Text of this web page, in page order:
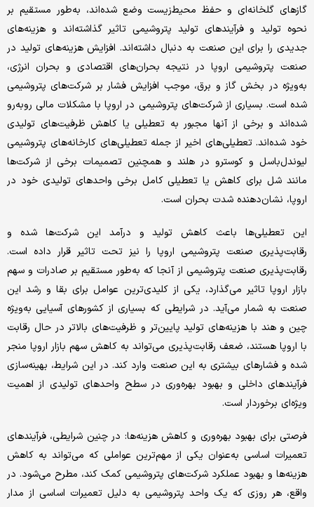
گازهای گلخانه‌‌‌ای و حفظ محیط‌‌‌زیست وضع شده‌‌‌اند، به‌‌‌طور مستقیم بر
نحوه تولید و فرآیندهای تولید پتروشیمی تاثیر گذاشته‌‌‌اند و هزینه‌‌‌های
جدیدی را برای این صنعت به دنبال داشته‌‌‌اند. افزایش هزینه‌‌‌های تولید در
صنعت پتروشیمی اروپا در نتیجه بحران‌های اقتصادی و بحران انرژی،
به‌‌‌ویژه در بخش گاز و برق، موجب افزایش فشار بر شرکت‌های پتروشیمی
شده است. بسیاری از شرکت‌های پتروشیمی در اروپا با مشکلات مالی روبه‌‌‌رو
شده‌‌‌اند و برخی از آنها مجبور به تعطیلی یا کاهش ظرفیت‌‌‌های تولیدی
خود شده‌‌‌اند. تعطیلی‌‌‌های اخیر از جمله تعطیلی‌‌‌های کارخانه‌‌‌های پتروشیمی
لیوندل‌‌‌باسل و کوسترو در هلند و همچنین تصمیمات برخی از شرکت‌ها
مانند شل برای کاهش یا تعطیلی کامل برخی واحدهای تولیدی خود در
اروپا، نشان‌‌‌دهنده شدت بحران است.
این تعطیلی‌‌‌ها باعث کاهش تولید و درآمد این شرکت‌ها شده و
رقابت‌‌‌پذیری صنعت پتروشیمی اروپا را نیز تحت تاثیر قرار داده است.
رقابت‌‌‌پذیری صنعت پتروشیمی از آنجا که به‌‌‌طور مستقیم بر صادرات و سهم
بازار اروپا تاثیر می‌‌‌گذارد، یکی از کلیدی‌‌‌ترین عوامل برای بقا و رشد این
صنعت به شمار می‌‌‌آید. در شرایطی که بسیاری از کشورهای آسیایی به‌‌‌ویژه
چین و هند با هزینه‌‌‌های تولید پایین‌‌‌تر و ظرفیت‌‌‌های بالاتر در حال رقابت
با اروپا هستند، ضعف رقابت‌‌‌پذیری می‌تواند به کاهش سهم بازار اروپا منجر
شده و فشارهای بیشتری به این صنعت وارد کند. در این شرایط، بهینه‌‌‌سازی
فرآیندهای داخلی و بهبود بهره‌‌‌وری در سطح واحدهای تولیدی از اهمیت
ویژه‌‌‌ای برخوردار است.
فرصتی برای بهبود بهره‌‌‌وری و کاهش هزینه‌‌‌ها: در چنین شرایطی، فرآیندهای
تعمیرات اساسی به‌‌‌عنوان یکی از مهم‌‌‌ترین عواملی که می‌تواند به کاهش
هزینه‌‌‌ها و بهبود عملکرد شرکت‌های پتروشیمی کمک کند، مطرح می‌شود. در
واقع، هر روزی که یک واحد پتروشیمی به دلیل تعمیرات اساسی از مدار